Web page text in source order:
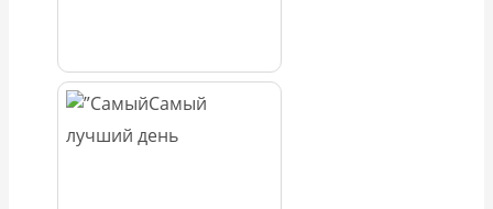
Самый
лучший день